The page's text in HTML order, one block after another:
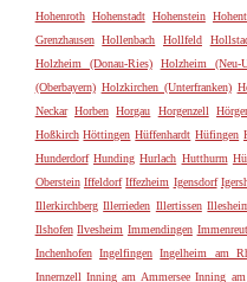
Hohenroth Hohenstadt Hohenstein
Grenzhausen
Hollenbach Hollfeld
Holzheim (Donau-Ries)
Holzheim (Neu-
(Oberbayern) Holzkirchen (Unterfranken)
Neckar Horben Horgau Horgenzell
Hoßkirch Höttingen Hüffenhardt Hüfingen
Hunderdorf Hunding Hurlach Hutthurm
Oberstein Iffeldorf Iffezheim Igensdorf
Illerkirchberg Illerrieden Illertissen
Ilshofen Ilvesheim Immendingen
Inchenhofen Ingelfingen Ingelheim am
Innernzell Inning am Ammersee Inning